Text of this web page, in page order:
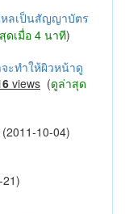
หลเป็นสัญญาบัตร
ดเมื่อ 4 นาที)
ะทำให้ผิวหน้าดู
views (ดูล่าสุด
10-04)
21)